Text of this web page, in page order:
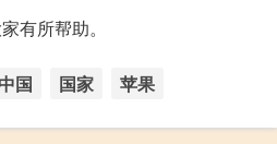
有所帮助。
中国 国家 苹果